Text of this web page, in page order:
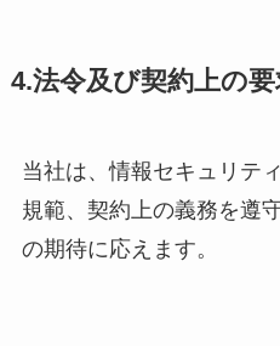
4.法令及び契約上の
当社は、情報セキュリテ
規範、契約上の義務を遵
の期待に応えます。